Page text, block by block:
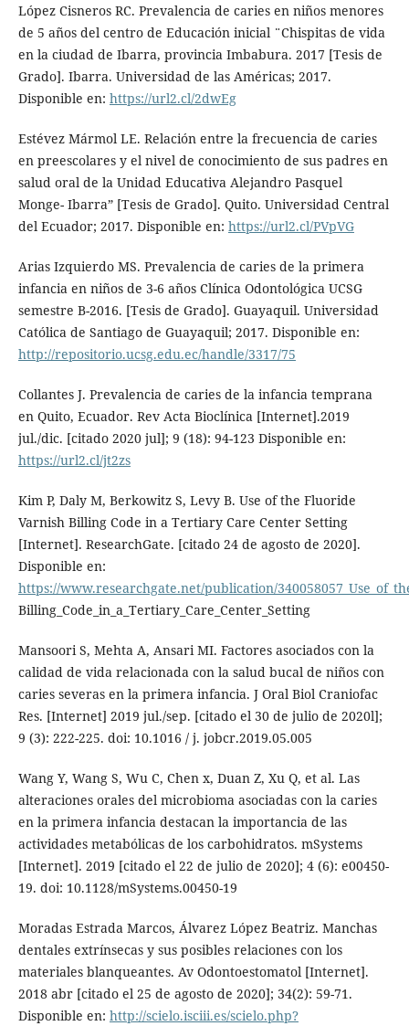
López Cisneros RC. Prevalencia de caries en niños menores
de 5 años del centro de Educación inicial ¨Chispitas de vida
en la ciudad de Ibarra, provincia Imbabura. 2017 [Tesis de
Grado]. Ibarra. Universidad de las Américas; 2017.
Disponible en: https://url2.cl/2dwEg
Estévez Mármol LE. Relación entre la frecuencia de caries
en preescolares y el nivel de conocimiento de sus padres en
salud oral de la Unidad Educativa Alejandro Pasquel
Monge- Ibarra” [Tesis de Grado]. Quito. Universidad Central
del Ecuador; 2017. Disponible en: https://url2.cl/PVpVG
Arias Izquierdo MS. Prevalencia de caries de la primera
infancia en niños de 3-6 años Clínica Odontológica UCSG
semestre B-2016. [Tesis de Grado]. Guayaquil. Universidad
Católica de Santiago de Guayaquil; 2017. Disponible en:
http://repositorio.ucsg.edu.ec/handle/3317/75
Collantes J. Prevalencia de caries de la infancia temprana
en Quito, Ecuador. Rev Acta Bioclínica [Internet].2019
jul./dic. [citado 2020 jul]; 9 (18): 94-123 Disponible en:
https://url2.cl/jt2zs
Kim P, Daly M, Berkowitz S, Levy B. Use of the Fluoride
Varnish Billing Code in a Tertiary Care Center Setting
[Internet]. ResearchGate. [citado 24 de agosto de 2020].
Disponible en:
https://www.researchgate.net/publication/
Billing_Code_in_a_Tertiary_Care_Center_Setting
Mansoori S, Mehta A, Ansari MI. Factores asociados con la
calidad de vida relacionada con la salud bucal de niños con
caries severas en la primera infancia. J Oral Biol Craniofac
Res. [Internet] 2019 jul./sep. [citado el 30 de julio de 2020l];
9 (3): 222-225. doi: 10.1016 / j. jobcr.2019.05.005
Wang Y, Wang S, Wu C, Chen x, Duan Z, Xu Q, et al. Las
alteraciones orales del microbioma asociadas con la caries
en la primera infancia destacan la importancia de las
actividades metabólicas de los carbohidratos. mSystems
[Internet]. 2019 [citado el 22 de julio de 2020]; 4 (6): e00450-
19. doi: 10.1128/mSystems.00450-19
Moradas Estrada Marcos, Álvarez López Beatriz. Manchas
dentales extrínsecas y sus posibles relaciones con los
materiales blanqueantes. Av Odontoestomatol [Internet].
2018 abr [citado el 25 de agosto de 2020]; 34(2): 59-71.
Disponible en: http://scielo.isciii.es/scielo.php?